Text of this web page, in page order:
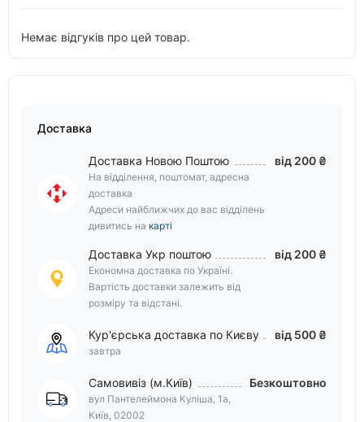
Немає відгуків про цей товар.
Доставка
Доставка Новою Поштою
На відділення, поштомат, адресна
доставка
Адреси найближчих до вас відділень
дивитись на карті
від 200 ₴
Доставка Укр поштою
Економна доставка по Україні.
Вартість доставки залежить від
розміру та відстані.
від 200 ₴
Кур'єрська доставка по Києву
завтра
від 500 ₴
Самовивіз (м.Київ)
вул Пантелеймона Куліша, 1а,
Київ, 02002
Безкоштовно